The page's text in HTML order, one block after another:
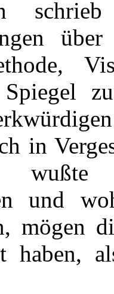
über
Spiegel
in
wußte
und
mögen
haben,